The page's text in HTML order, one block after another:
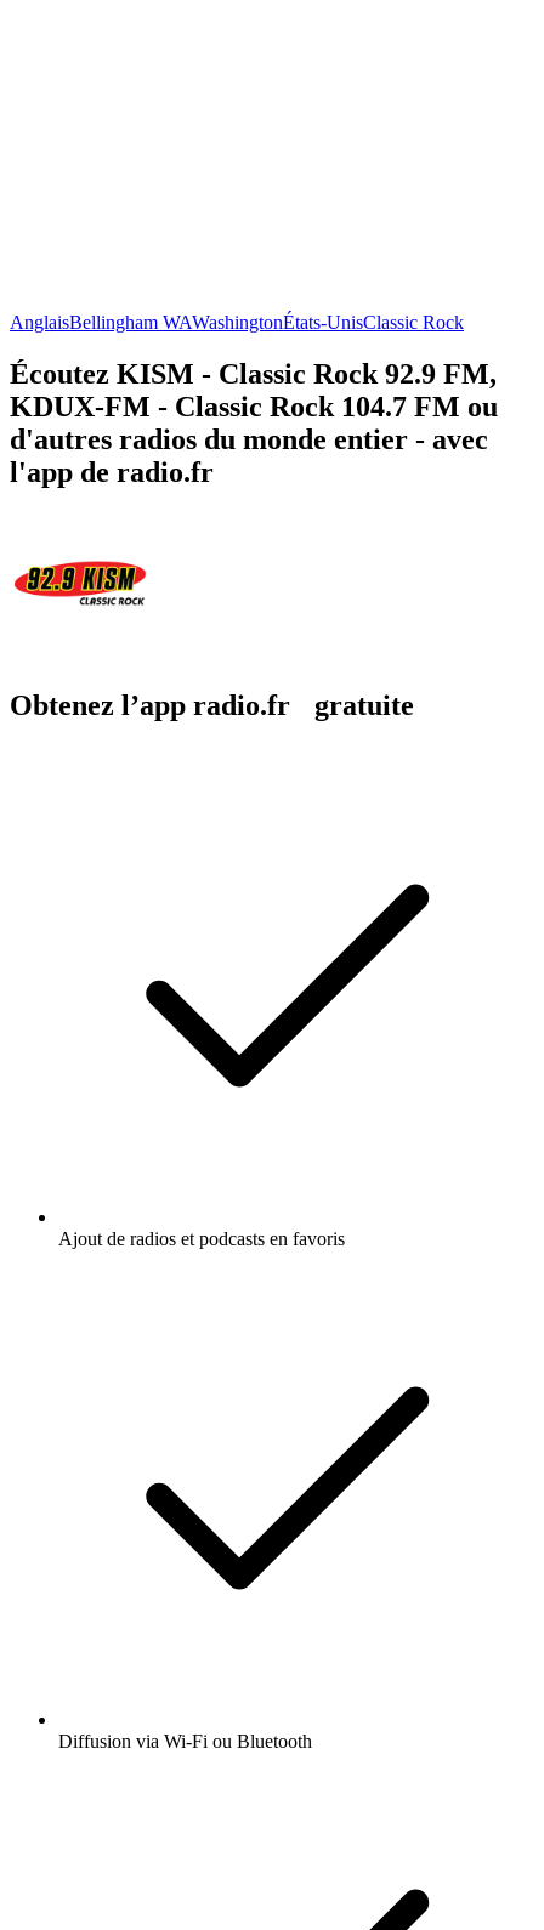
AnglaisBellingham WAWashingtonÉtats-UnisClassic Rock
Écoutez KISM - Classic Rock 92.9 FM,
KDUX-FM - Classic Rock 104.7 FM ou
d'autres radios du monde entier - avec
l'app de radio.fr
Obtenez l’app radio.fr gratuite
Ajout de radios et podcasts en favoris
Diffusion via Wi-Fi ou Bluetooth